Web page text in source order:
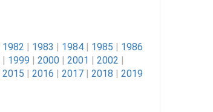
1982 | 1983 | 1984 | 1985 | 1986
| 1999 | 2000 | 2001 | 2002 |
2015 | 2016 | 2017 | 2018 | 2019